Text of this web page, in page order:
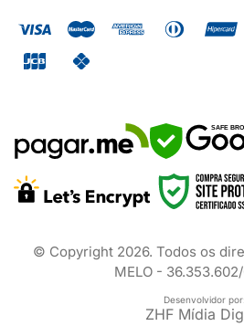
SAFE
© Copyright 2026. Todos os
MELO -
Desenvolvidor por:
ZHF Mídia